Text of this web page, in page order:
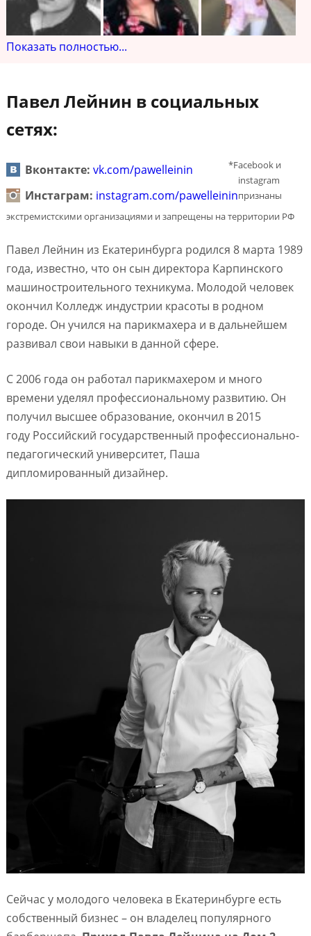
Показать полностью...
Павел Лейнин в социальных
сетях:
Вконтакте: vk.com/pawelleinin
Инстаграм: instagram.com/pawelleinin
*Facebook и
instagram
признаны
экстремистскими организациями и запрещены на территории РФ
Павел Лейнин из Екатеринбурга родился 8 марта 1989
года, известно, что он сын директора Карпинского
машиностроительного техникума. Молодой человек
окончил Колледж индустрии красоты в родном
городе. Он учился на парикмахера и в дальнейшем
развивал свои навыки в данной сфере.
С 2006 года он работал парикмахером и много
времени уделял профессиональному развитию. Он
получил высшее образование, окончил в 2015
году Российский государственный профессионально-
педагогический университет, Паша
дипломированный дизайнер.
Сейчас у молодого человека в Екатеринбурге есть
собственный бизнес – он владелец популярного